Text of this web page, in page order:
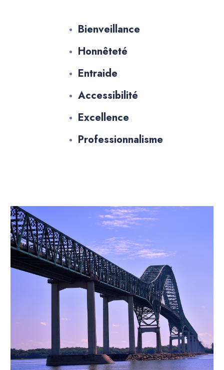
Bienveillance
Honnêteté
Entraide
Accessibilité
Excellence
Professionnalisme